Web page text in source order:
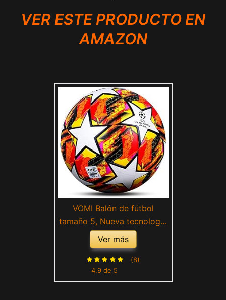
VER ESTE PRODUCTO EN
AMAZON
VOMI Balón de fútbol
tamaño 5, Nueva tecnología
súper Dual térmica, Equipo
Profesional de Club para
Interiores y Exteriores,
Pelota de fútbol
Ver más
4.9 de 5
(8)